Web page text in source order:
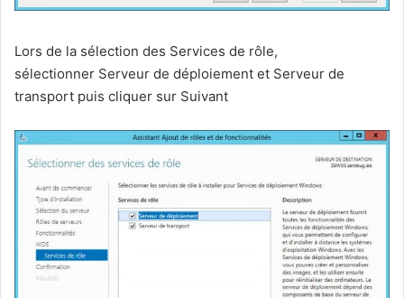
Lors de la sélection des Services de rôle,
sélectionner Serveur de déploiement et Serveur de
transport puis cliquer sur Suivant